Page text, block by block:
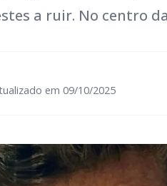
a ruir. No centro
em 09/10/2025